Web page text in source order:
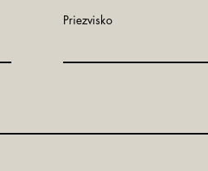
Priezvisko